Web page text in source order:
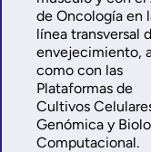
de Oncología en
línea transversal
envejecimiento,
como con las
Plataformas de
Cultivos
Genómica y
Computacional.